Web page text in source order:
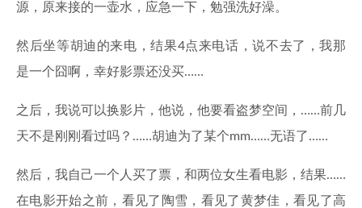
源，原来接的一壶水，应急一下，勉强洗好澡。
然后坐等胡迪的来电，结果4点来电话，说不去了，我那
是一个囧啊，幸好影票还没买……
之后，我说可以换影片，他说，他要看盗梦空间，……前几
天不是刚刚看过吗？……胡迪为了某个mm……无语了……
然后，我自己一个人买了票，和两位女生看电影，结果……
在电影开始之前，看见了陶雪，看见了黄梦佳，看见了高